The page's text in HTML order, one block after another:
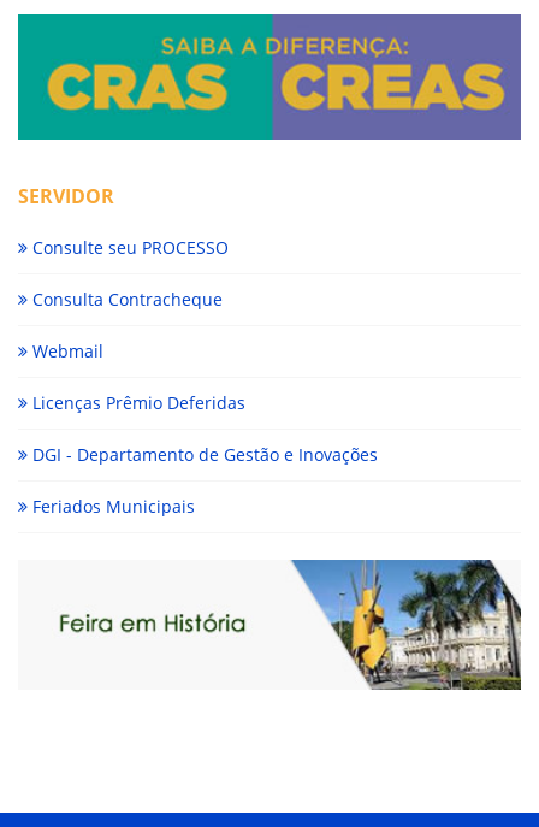
SERVIDOR
Consulte seu PROCESSO
Consulta Contracheque
Webmail
Licenças Prêmio Deferidas
DGI - Departamento de Gestão e Inovações
Feriados Municipais